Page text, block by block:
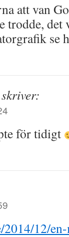
att van
trodde, det
se
skriver:
för tidigt
12/